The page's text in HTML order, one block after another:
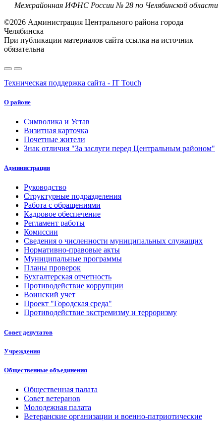
Межрайонная ИФНС России № 28 по Челябинской области
©2026 Администрация Центрального района города
Челябинска
При публикации материалов сайта ссылка на источник
обязательна
Техническая поддержка сайта - IT Touch
О районе
Символика и Устав
Визитная карточка
Почетные жители
Знак отличия "За заслуги перед Центральным районом"
Администрация
Руководство
Структурные подразделения
Работа с обращениями
Кадровое обеспечение
Регламент работы
Комиссии
Сведения о численности муниципальных служащих
Нормативно-правовые акты
Муниципальные программы
Планы проверок
Бухгалтерская отчетность
Противодействие коррупции
Воинский учет
Проект "Городская среда"
Противодействие экстремизму и терроризму
Совет депутатов
Учреждения
Общественные объединения
Общественная палата
Совет ветеранов
Молодежная палата
Ветеранские организации и военно-патриотические